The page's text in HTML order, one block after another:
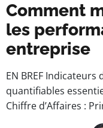
Comment
les
entreprise
EN BREF Indicateurs
quantifiables
Chiffre d’Affaires :